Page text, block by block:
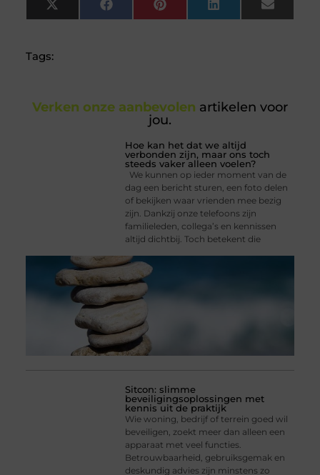
X
(Twitter)
FacebookPinterest LinkedIn Email
Tags:
Verken onze aanbevolen artikelen voor
jou.
Hoe kan het dat we altijd
verbonden zijn, maar ons toch
steeds vaker alleen voelen?
We kunnen op ieder moment van de
dag een bericht sturen, een foto delen
of bekijken waar vrienden mee bezig
zijn. Dankzij onze telefoons zijn
familieleden, collega’s en kennissen
altijd dichtbij. Toch betekent die
Sitcon: slimme
beveiligingsoplossingen met
kennis uit de praktijk
Wie woning, bedrijf of terrein goed wil
beveiligen, zoekt meer dan alleen een
apparaat met veel functies.
Betrouwbaarheid, gebruiksgemak en
deskundig advies zijn minstens zo